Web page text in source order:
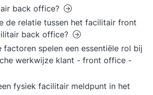
back office?
de relatie tussen het facilitair front
back office?
factoren spelen een essentiële rol bij
werkwijze klant - front office -
fysiek facilitair meldpunt in het